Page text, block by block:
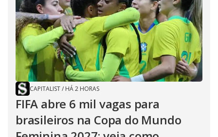
CAPITALIST/ HÁ 2 HORAS
FIFA abre 6 mil vagas para
brasileiros na Copa do Mundo